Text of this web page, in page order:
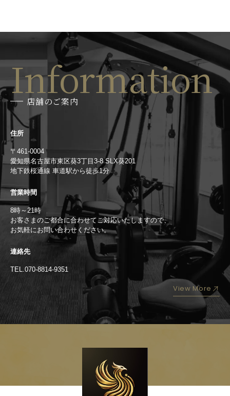
Information
店舗のご案内
住所
〒461-0004
愛知県名古屋市東区葵3丁目3-8 SLX葵201
地下鉄桜通線 車道駅から徒歩1分
営業時間
8時～21時
お客さまのご都合に合わせてご対応いたしますので、
お気軽にお問い合わせください。
連絡先
TEL.070-8814-9351
View More